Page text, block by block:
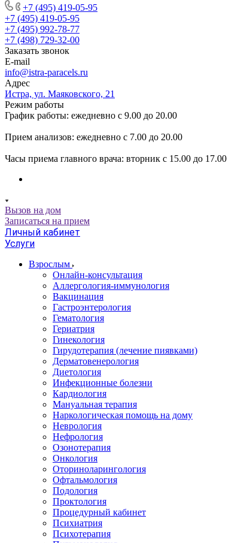
+7 (495) 419-05-95
+7 (495) 419-05-95
+7 (495) 992-78-77
+7 (498) 729-32-00
Заказать звонок
E-mail
info@istra-paracels.ru
Адрес
Истра, ул. Маяковского, 21
Режим работы
График работы: ежедневно с 9.00 до 20.00
Прием анализов: ежедневно с 7.00 до 20.00
Часы приема главного врача: вторник с 15.00 до 17.00
Вызов на дом
Записаться на прием
Личный кабинет
Услуги
Взрослым
Онлайн-консультация
Аллергология-иммунология
Вакцинация
Гастроэнтерология
Гематология
Гериатрия
Гинекология
Гирудотерапия (лечение пиявками)
Дерматовенерология
Диетология
Инфекционные болезни
Кардиология
Мануальная терапия
Наркологическая помощь на дому
Неврология
Нефрология
Озонотерапия
Онкология
Оториноларингология
Офтальмология
Подология
Проктология
Процедурный кабинет
Психиатрия
Психотерапия